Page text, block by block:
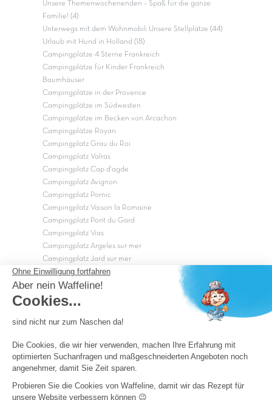
Unsere Themenwochenenden – Spaß für die ganze
Familie! (4)
Unterwegs mit dem Wohnmobil: Unsere Stellplätze (44)
Urlaub mit Hund in Holland (18)
Campingplätze 4 Sterne Frankreich
Campingplätze für Kinder Frankreich
Baumhäuser
Campingplätze in der Provence
Campingplätze im Südwesten
Campingplätze im Becken von Arcachon
Campingplätze Royan
Campingplatz Grau du Roi
Campingplatz Valras
Campingplatz Cap d'agde
Campingplatz Avignon
Campingplatz Pornic
Campingplatz Vaison la Romaine
Campingplatz Pont du Gard
Campingplatz Vias
Campingplatz Argeles sur mer
Campingplatz Jard sur mer
Campingplatz Sarzeau
Campingplatz Fréjus
Campingplätze in Camargue
OK
Copyright Capfun 2026 ©